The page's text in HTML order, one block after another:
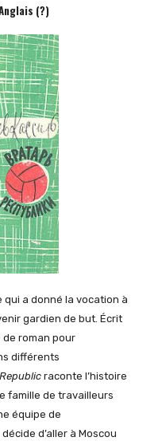
(?)
a donné la vocation à
gardien de but. Écrit
de roman pour
différents
raconte l’histoire
famille de travailleurs
équipe de
d’aller à Moscou